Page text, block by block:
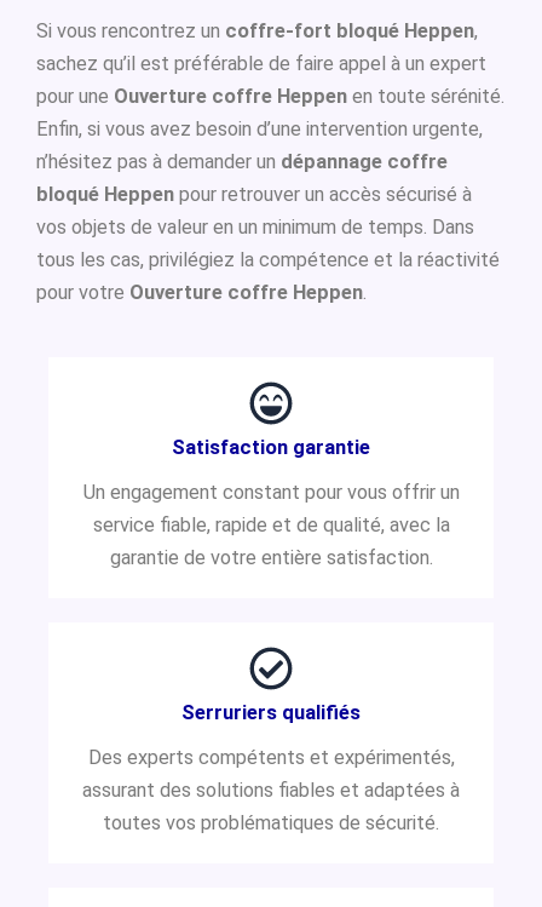
Si vous rencontrez un coffre-fort bloqué Heppen,
sachez qu’il est préférable de faire appel à un expert
pour une Ouverture coffre Heppen en toute sérénité.
Enfin, si vous avez besoin d’une intervention urgente,
n’hésitez pas à demander un dépannage coffre
bloqué Heppen pour retrouver un accès sécurisé à
vos objets de valeur en un minimum de temps. Dans
tous les cas, privilégiez la compétence et la réactivité
pour votre Ouverture coffre Heppen.
Satisfaction garantie
Un engagement constant pour vous offrir un
service fiable, rapide et de qualité, avec la
garantie de votre entière satisfaction.
Serruriers qualifiés
Des experts compétents et expérimentés,
assurant des solutions fiables et adaptées à
toutes vos problématiques de sécurité.